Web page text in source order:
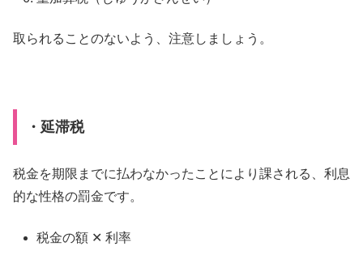
取られることのないよう、注意しましょう。
・延滞税
税金を期限までに払わなかったことにより課される、利息
的な性格の罰金です。
税金の額 ✕ 利率